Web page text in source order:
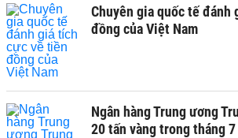
Chuyên gia quốc tế
đồng của Việt Nam
Ngân hàng Trung ương
20 tấn vàng trong tháng 7